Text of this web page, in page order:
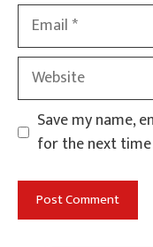
Email
Website
Save my name,
for the next